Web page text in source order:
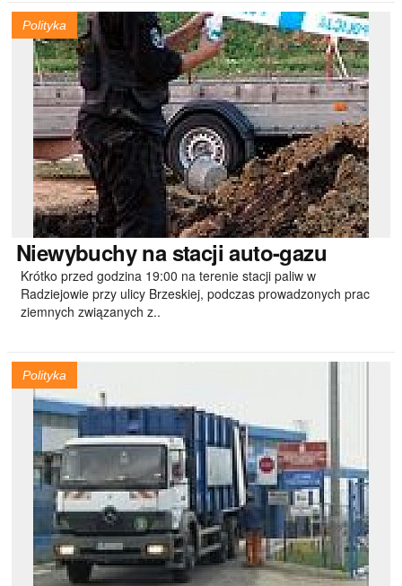
Polityka
Niewybuchyna stacji auto-gazu
Krótko przed godzina 19:00 na terenie stacji paliw w
Radziejowie przy ulicy Brzeskiej, podczas prowadzonych prac
ziemnych związanych z..
Polityka